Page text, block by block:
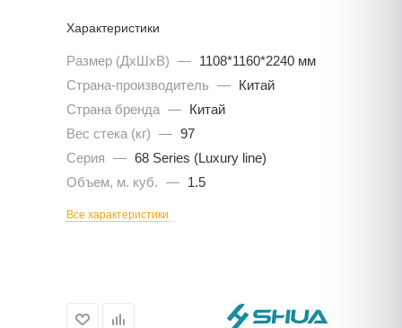
Характеристики
Размер (ДхШхВ) — 1108*1160*2240 мм
Страна-производитель — Китай
Страна бренда — Китай
Вес стека (кг) — 97
Серия — 68 Series (Luxury line)
Объем, м. куб. — 1.5
Все характеристики